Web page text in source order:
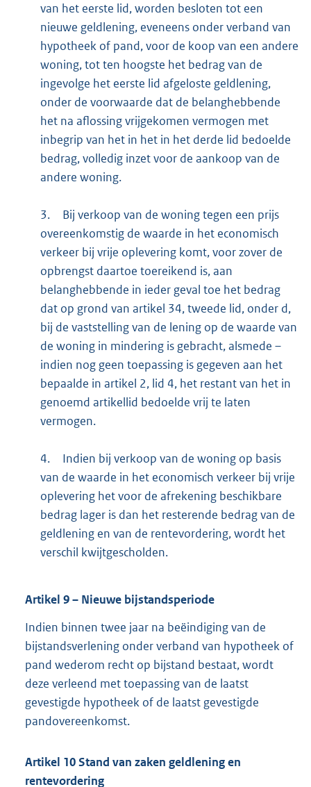
van het eerste lid, worden besloten tot een
nieuwe geldlening, eveneens onder verband van
hypotheek of pand, voor de koop van een andere
woning, tot ten hoogste het bedrag van de
ingevolge het eerste lid afgeloste geldlening,
onder de voorwaarde dat de belanghebbende
het na aflossing vrijgekomen vermogen met
inbegrip van het in het in het derde lid bedoelde
bedrag, volledig inzet voor de aankoop van de
andere woning.
3.
Bij verkoop van de woning tegen een prijs
overeenkomstig de waarde in het economisch
verkeer bij vrije oplevering komt, voor zover de
opbrengst daartoe toereikend is, aan
belanghebbende in ieder geval toe het bedrag
dat op grond van artikel 34, tweede lid, onder d,
bij de vaststelling van de lening op de waarde van
de woning in mindering is gebracht, alsmede –
indien nog geen toepassing is gegeven aan het
bepaalde in artikel 2, lid 4, het restant van het in
genoemd artikellid bedoelde vrij te laten
vermogen.
4.
Indien bij verkoop van de woning op basis
van de waarde in het economisch verkeer bij vrije
oplevering het voor de afrekening beschikbare
bedrag lager is dan het resterende bedrag van de
geldlening en van de rentevordering, wordt het
verschil kwijtgescholden.
Artikel 9– Nieuwe bijstandsperiode
Indien binnen twee jaar na beëindiging van de
bijstandsverlening onder verband van hypotheek of
pand wederom recht op bijstand bestaat, wordt
deze verleend met toepassing van de laatst
gevestigde hypotheek of de laatst gevestigde
pandovereenkomst.
Artikel 10Stand van zaken geldlening en
rentevordering